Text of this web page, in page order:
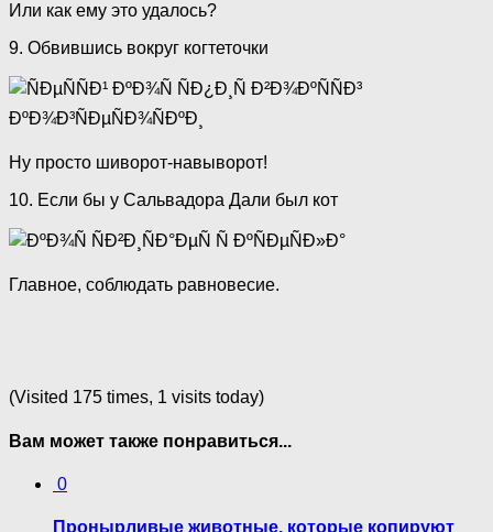
Или как ему это удалось?
9. Обвившись вокруг когтеточки
Ну просто шиворот-навыворот!
10. Если бы у Сальвадора Дали был кот
Главное, соблюдать равновесие.
(Visited 175 times, 1 visits today)
Вам может также понравиться...
0
Пронырливые животные, которые копируют